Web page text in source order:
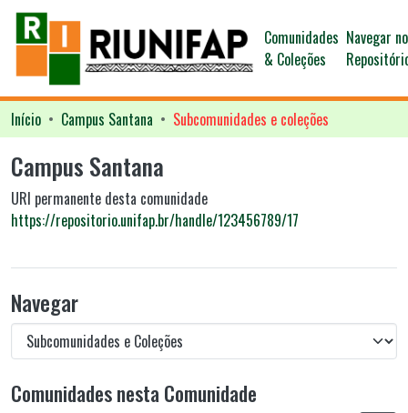
Comunidades
& Coleções
Navegar no
Início Campus Santana Subcomunidades e coleções
Campus Santana
URI permanente desta comunidade
https://repositorio.unifap.br/handle/123456789/17
Navegar
Comunidades nesta Comunidade